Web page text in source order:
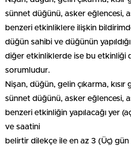
sünnet düğünü, asker eğlencesi,
benzeri etkinliklere ilişkin
düğün sahibi ve düğünün
diğer etkinliklerde ise bu etkinliği
sorumludur.
Nişan, düğün, gelin çıkarma, kısır
sünnet düğünü, asker eğlencesi,
benzeri etkinliğin yapılacağı yer
ve saatini
belirtir dilekçe ile en az 3 (Üç)